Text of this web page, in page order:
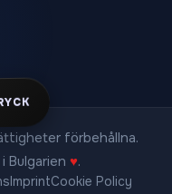
förbehållna.
Bulgarien ♥.
ImprintCookie Policy